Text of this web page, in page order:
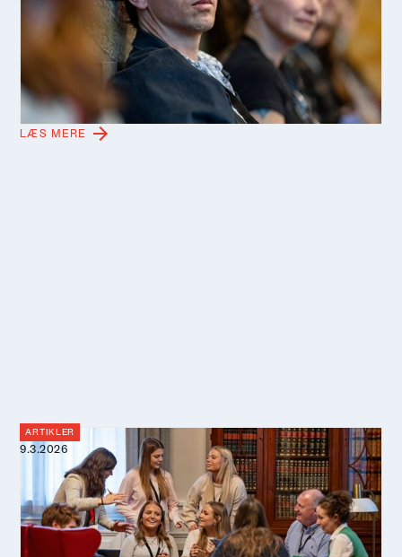
forandring til tekst
Videnskab, lokal viden og personlige fortællinger kan
mødes i litterær refleksion. Det viste forfatter Peder
Frederik Jensen, da han omsatte en dag om havet i
forandring i Videnskabernes Selskab til én tekst.
LÆS MERE
9.3.2026
ARTIKLER
Et år på én dag: Hvad sker, der når
hverdag, vand og videnskab sætter
sig ved samme bord?